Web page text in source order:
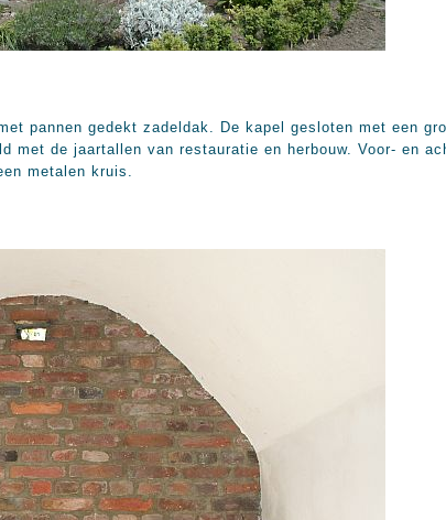
pannen gedekt zadeldak. De kapel gesloten met een
met de jaartallen van restauratie en herbouw. Voor- en
metalen kruis.